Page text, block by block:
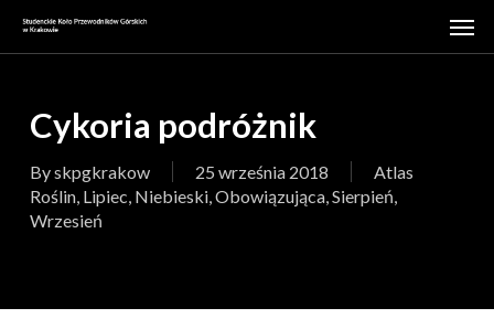
main
Cykoria podróżnik
Byskpgkrakow 25 września 2018
Atlas
Roślin, Lipiec, Niebieski,Obowiązująca,Sierpień,
Wrzesień